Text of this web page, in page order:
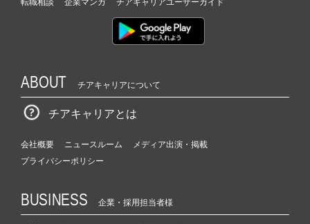
ABOUT チアキャリアについて
チアキャリアとは
会社概要 ニュースルーム
メディア出演・掲載
プライバシーポリシー
BUSINESS 企業・採用担当者様